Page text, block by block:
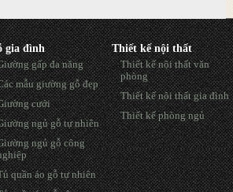
gia đình
gấp đa năng
mẫu giường gỗ đẹp
cưới
ngủ gỗ tự nhiên
ngủ gỗ công
quần áo gỗ tự nhiên
Thiết kế nội thất
Thiết kế nội thất văn
phòng
Thiết kế nội thất gia đình
Thiết kế phòng ngủ